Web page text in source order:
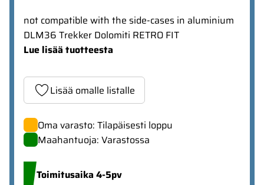
not compatible with the side-cases in aluminium
DLM36 Trekker Dolomiti RETRO FIT
Lue lisää tuotteesta
Lisää omalle listalle
Oma varasto: Tilapäisesti loppu
Maahantuoja: Varastossa
Toimitusaika 4-5pv